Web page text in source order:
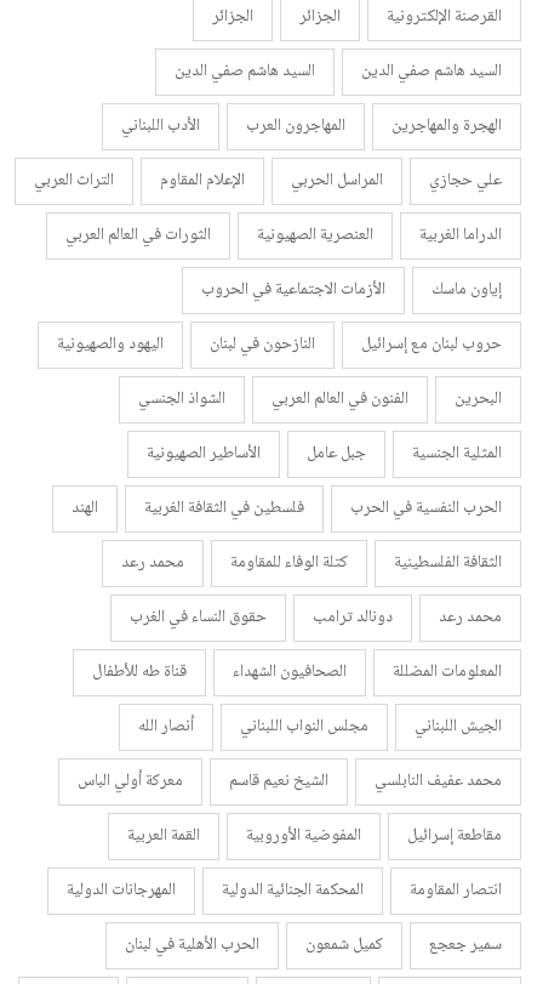
القرصنة الإلكترونية
الجزائر
الجزائر
السيد هاشم صفي الدين
السيد هاشم صفي الدين
الهجرة والمهاجرين
المهاجرون العرب
الأدب اللبناني
علي حجازي
المراسل الحربي الإعلام المقاوم
التراث العربي
الدراما الغربية
العنصرية الصهيونية
الثورات في العالم العربي
إياون ماسك
الأزمات الاجتماعية في الحروب
حروب لبنان مع إسرائيل
النازحون في لبنان
اليهود والصهيونية
البحرين
الفنون في العالم العربي
الشواذ الجنسي
المثلية الجنسية
جبل عامل
الأساطير الصهيونية
الحرب النفسية في الحرب
فلسطين في الثقافة الغربية
الهند
الثقافة الفلسطينية
كتلة الوفاء للمقاومة
محمد رعد
محمد رعد
دونالد ترامب
حقوق النساء في الغرب
المعلومات المضللة
الصحافيون الشهداء
قناة طه للأطفال
الجيش اللبناني
مجلس النواب اللبناني
أنصار الله
محمد عفيف النابلسي
الشيخ نعيم قاسم
معركة أولي الباس
مقاطعة إسرائيل
المفوضية الأوروبية
القمة العربية
انتصار المقاومة
المحكمة الجنائية الدولية
المهرجانات الدولية
سمير جعجع
كميل شمعون
الحرب الأهلية في لبنان